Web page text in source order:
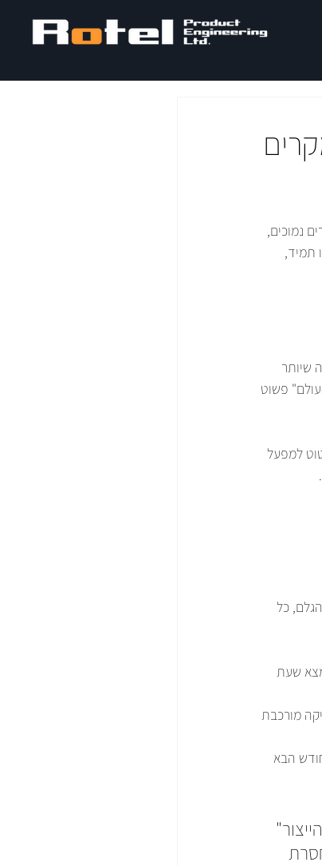
נמוכים,
תמיד,
שיותר
פשוט
למפעל
כל
שעת
מורכבת
המפעל יכול לעבור לייצור של 100,000 בחודש הבא